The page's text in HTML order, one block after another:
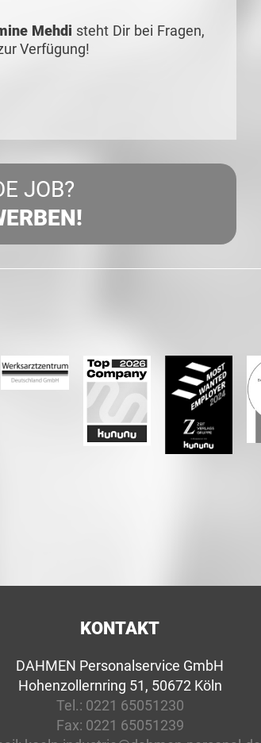
Mehdi steht Dir bei Fragen,
Verfügung!
JOB?
KONTAKT
DAHMEN Personalservice GmbH
Hohenzollernring 51, 50672 Köln
Tel.: 0221 65051230
Fax: 0221 65051239